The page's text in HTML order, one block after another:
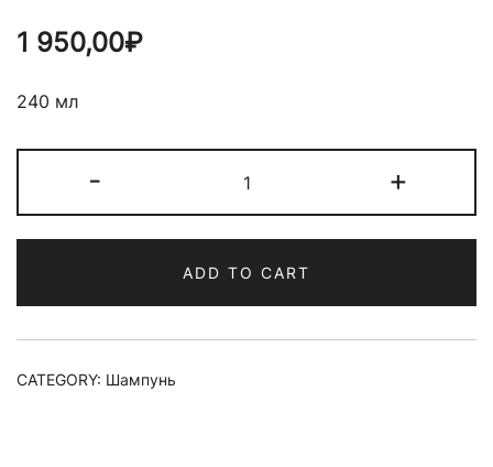
1 950,00₽
240 мл
-
для
волос
quantity
+
ADD TO CART
CATEGORY: Шампунь